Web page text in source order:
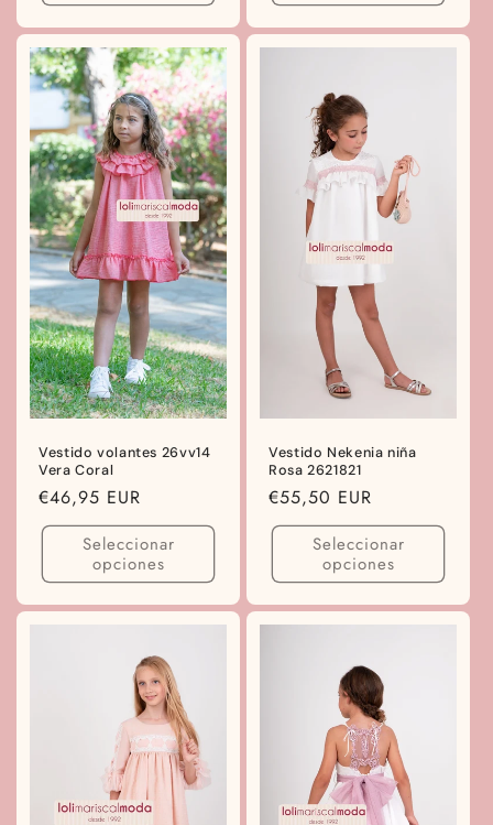
Vestido volantes 26vv14
Vera Coral
Precio
habitual
€46,95 EUR
Seleccionar
opciones
Vestido Nekenia niña
Rosa 2621821
Precio
habitual
€55,50 EUR
Seleccionar
opciones